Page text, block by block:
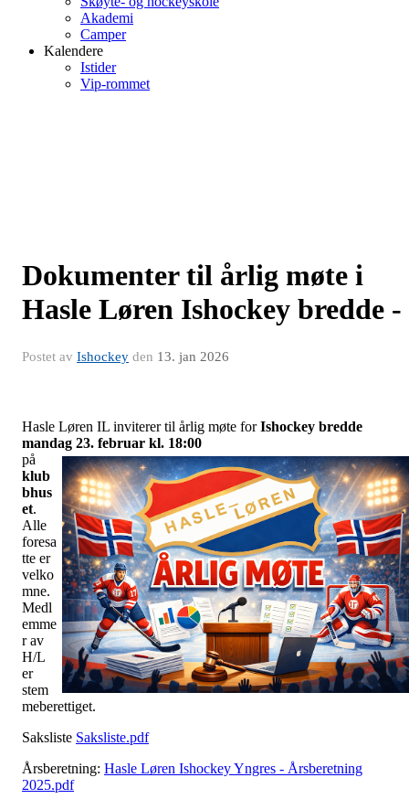
Akademi
Camper
Kalendere
Istider
Vip-rommet
Dokumenter til årlig møte i
Hasle Løren Ishockey bredde -
Postet av Ishockey den 13. jan 2026
Hasle Løren IL inviterer til årlig møte forIshockey bredde
mandag 23. februar kl. 18:00
på
klub
bhus
et.
Alle
foresa
tte er
velko
mne.
Medl
emme
r av
H/L
er
stem
meberettiget.
Saksliste Saksliste.pdf
Årsberetning: Hasle Løren Ishockey Yngres - Årsberetning
2025.pdf